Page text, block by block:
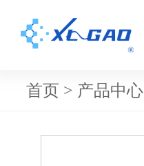
首页 > 产品中心